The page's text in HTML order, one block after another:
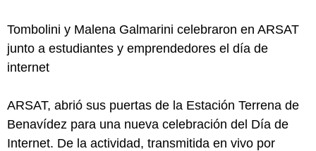
Tombolini y Malena Galmarini celebraron en ARSAT
junto a estudiantes y emprendedores el día de
internet
ARSAT, abrió sus puertas de la Estación Terrena de
Benavídez para una nueva celebración del Día de
Internet. De la actividad, transmitida en vivo por